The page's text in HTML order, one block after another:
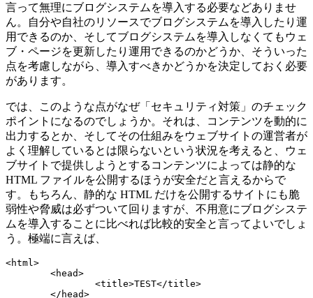
言って無理にブログシステムを導入する必要などありませ
ん。自分や自社のリソースでブログシステムを導入したり運
用できるのか、そしてブログシステムを導入しなくてもウェ
ブ・ページを更新したり運用できるのかどうか、そういった
点を考慮しながら、導入すべきかどうかを決定しておく必要
があります。
では、このような点がなぜ「セキュリティ対策」のチェック
ポイントになるのでしょうか。それは、コンテンツを動的に
出力するとか、そしてその仕組みをウェブサイトの運営者が
よく理解しているとは限らないという状況を考えると、ウェ
ブサイトで提供しようとするコンテンツによっては静的な
HTML ファイルを公開するほうが安全だと言えるからで
す。もちろん、静的な HTML だけを公開するサイトにも脆
弱性や脅威は必ずついて回りますが、不用意にブログシステ
ムを導入することに比べれば比較的安全と言ってよいでしょ
う。極端に言えば、
<html>